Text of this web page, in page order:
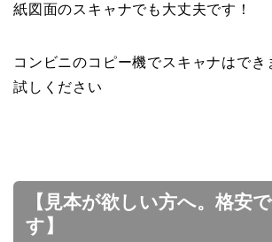
紙図面のスキャナでも大丈夫です！
コンビニのコピー機でスキャナはでき
試しください
【見本が欲しい方へ。格安
す】